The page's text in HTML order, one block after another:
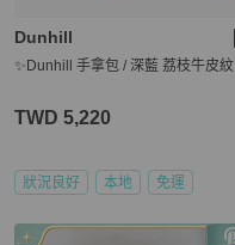
Dunhill
✨Dunhill 手拿包 / 深藍 荔枝牛皮紋
TWD 5,220
狀況良好 本地 免運